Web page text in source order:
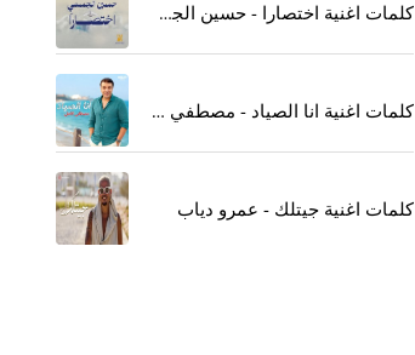
كلمات اغنية اختصارا - حسين الجسمي
كلمات اغنية انا الصياد - مصطفي كامل
كلمات اغنية جيتلك - عمرو دياب